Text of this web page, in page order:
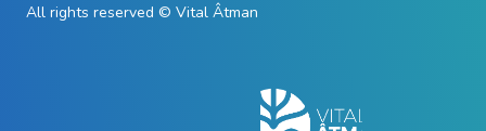
All rights reserved © Vital Âtman